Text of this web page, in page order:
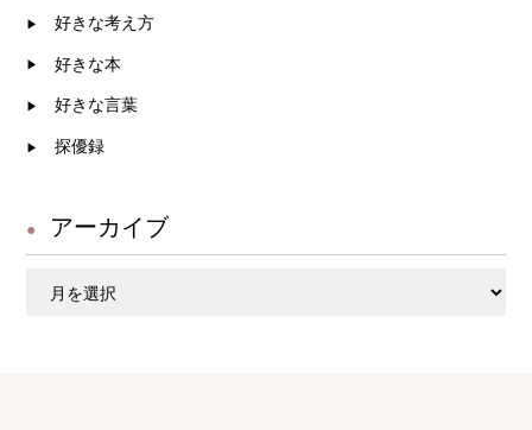
好きな考え方
好きな本
好きな言葉
探優録
アーカイブ